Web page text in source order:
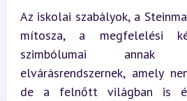
Az iskolai szabályok, a
mítosza, a megfelelési
szimbólumai
elvárásrendszernek, amely
de a felnőtt világban is